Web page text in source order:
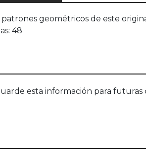
geométricos de este
48
esta información para